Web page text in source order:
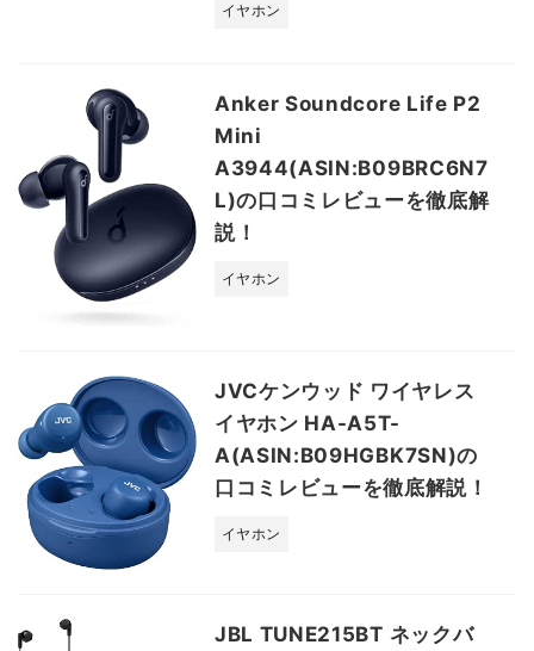
イヤホン
Anker Soundcore Life P2
Mini
A3944(ASIN:B09BRC6N7
L)の口コミレビューを徹底解
説！
イヤホン
JVCケンウッド ワイヤレス
イヤホン HA-A5T-
A(ASIN:B09HGBK7SN)の
口コミレビューを徹底解説！
イヤホン
JBL TUNE215BT ネックバ